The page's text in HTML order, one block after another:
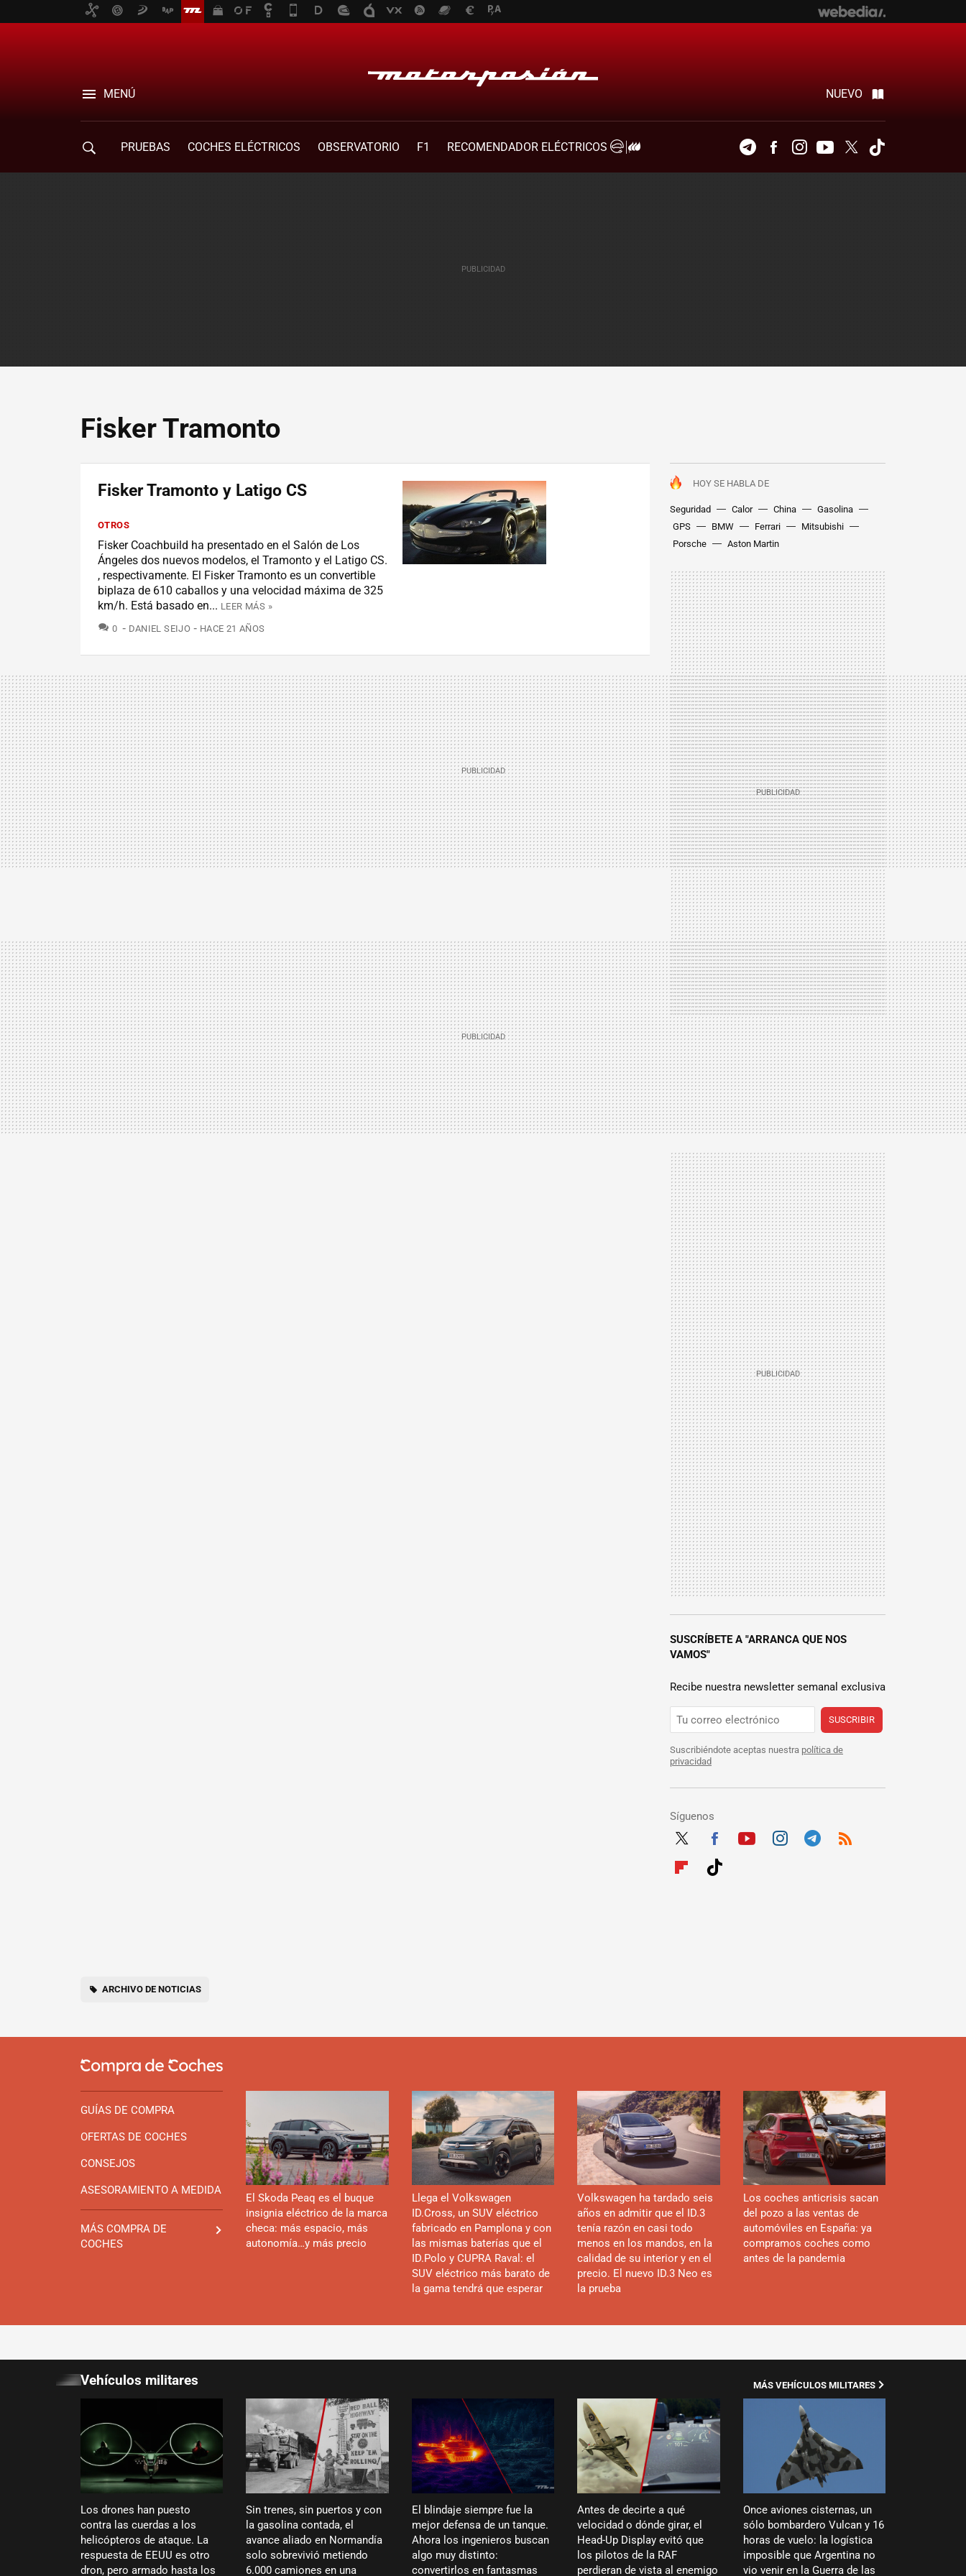
MENÚ NUEVO
PRUEBAS COCHES ELÉCTRICOS OBSERVATORIO F1
RECOMENDADOR ELÉCTRICOS
TelegramFacebookInstagramYoutubeTwitter
Fisker Tramonto
HOY SE HABLA DE
Seguridad Calor China
Gasolina
GPS
BMW Ferrari
Mitsubishi
Porsche
Aston Martin
Fisker Tramonto y Latigo CS
OTROS
Fisker Coachbuild ha presentado en el Salón de Los
Ángeles dos nuevos modelos, el Tramonto y el Latigo CS.
, respectivamente. El Fisker Tramonto es un convertible
biplaza de 610 caballos y una velocidad máxima de 325
km/h. Está basado en... LEER MÁS »
0 COMENTARIOS
DANIEL SEIJO HACE 21 AÑOS
SUSCRÍBETE A "ARRANCA QUE NOS
VAMOS"
Recibe nuestra newsletter semanal exclusiva
SUSCRIBIR
Suscribiéndote aceptas nuestra política de
privacidad
Síguenos
Twit
Fac
ARCHIVO DE NOTICIAS
GUÍAS DE COMPRA
OFERTAS DE COCHES
CONSEJOS
ASESORAMIENTO A MEDIDA
MÁS COMPRA DE
COCHES
El Skoda Peaq es el buque
insignia eléctrico de la marca
checa: más espacio, más
autonomía…y más precio
Llega el Volkswagen
ID.Cross, un SUV eléctrico
fabricado en Pamplona y con
las mismas baterías que el
ID.Polo y CUPRA Raval: el
SUV eléctrico más barato de
la gama tendrá que esperar
Volkswagen ha tardado seis
años en admitir que el ID.3
tenía razón en casi todo
menos en los mandos, en la
calidad de su interior y en el
precio. El nuevo ID.3 Neo es
la prueba
Los coches anticrisis sacan
del pozo a las ventas de
automóviles en España: ya
compramos coches como
antes de la pandemia
Vehículos militares
Los drones han puesto
contra las cuerdas a los
helicópteros de ataque. La
respuesta de EEUU es otro
dron, pero armado hasta los
Sin trenes, sin puertos y con
la gasolina contada, el
avance aliado en Normandía
solo sobrevivió metiendo
6.000 camiones en una
El blindaje siempre fue la
mejor defensa de un tanque.
Ahora los ingenieros buscan
algo muy distinto:
convertirlos en fantasmas
Antes de decirte a qué
velocidad o dónde girar, el
Head-Up Display evitó que
los pilotos de la RAF
perdieran de vista al enemigo
Once aviones cisternas, un
sólo bombardero Vulcan y 16
horas de vuelo: la logística
imposible que Argentina no
vio venir en la Guerra de las
MÁS VEHÍCULOS MILITARES